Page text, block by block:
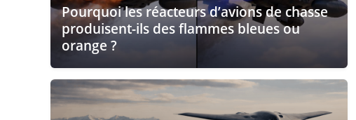
Pourquoi les réacteurs d’avions de chasse
produisent-ils des flammes bleues ou
orange ?